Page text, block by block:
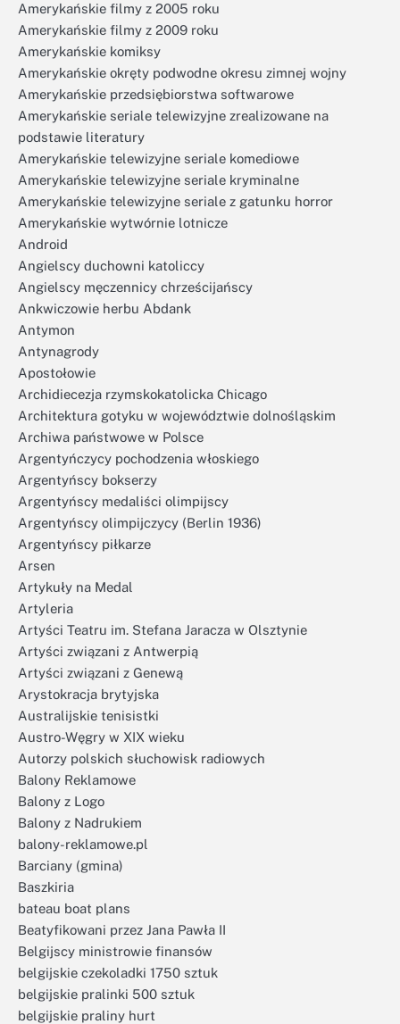
Amerykańskie filmy z 2005 roku
Amerykańskie filmy z 2009 roku
Amerykańskie komiksy
Amerykańskie okręty podwodne okresu zimnej wojny
Amerykańskie przedsiębiorstwa softwarowe
Amerykańskie seriale telewizyjne zrealizowane na
podstawie literatury
Amerykańskie telewizyjne seriale komediowe
Amerykańskie telewizyjne seriale kryminalne
Amerykańskie telewizyjne seriale z gatunku horror
Amerykańskie wytwórnie lotnicze
Android
Angielscy duchowni katoliccy
Angielscy męczennicy chrześcijańscy
Ankwiczowie herbu Abdank
Antymon
Antynagrody
Apostołowie
Archidiecezja rzymskokatolicka Chicago
Architektura gotyku w województwie dolnośląskim
Archiwa państwowe w Polsce
Argentyńczycy pochodzenia włoskiego
Argentyńscy bokserzy
Argentyńscy medaliści olimpijscy
Argentyńscy olimpijczycy (Berlin 1936)
Argentyńscy piłkarze
Arsen
Artykuły na Medal
Artyleria
Artyści Teatru im. Stefana Jaracza w Olsztynie
Artyści związani z Antwerpią
Artyści związani z Genewą
Arystokracja brytyjska
Australijskie tenisistki
Austro-Węgry w XIX wieku
Autorzy polskich słuchowisk radiowych
Balony Reklamowe
Balony z Logo
Balony z Nadrukiem
balony-reklamowe.pl
Barciany (gmina)
Baszkiria
bateau boat plans
Beatyfikowani przez Jana Pawła II
Belgijscy ministrowie finansów
belgijskie czekoladki 1750 sztuk
belgijskie pralinki 500 sztuk
belgijskie praliny hurt